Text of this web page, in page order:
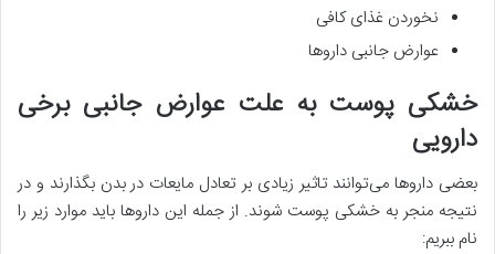
نخوردن غذای کافی
عوارض جانبی داروها
خشکی پوست به علت عوارض جانبی برخی
دارویی
بعضی داروها می‌توانند تاثیر زیادی بر تعادل مایعات در بدن بگذارند و در
نتیجه منجر به خشکی پوست شوند. از جمله این داروها باید موارد زیر را
نام ببریم: